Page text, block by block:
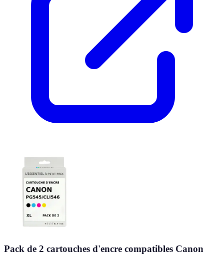
Pack de 2 cartouches d'encre compatibles Canon